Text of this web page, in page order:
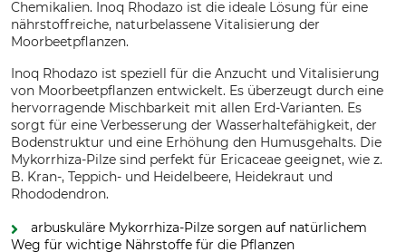
Chemikalien. Inoq Rhodazo ist die ideale Lösung für eine
nährstoffreiche, naturbelassene Vitalisierung der
Moorbeetpflanzen.
Inoq Rhodazo ist speziell für die Anzucht und Vitalisierung
von Moorbeetpflanzen entwickelt. Es überzeugt durch eine
hervorragende Mischbarkeit mit allen Erd-Varianten. Es
sorgt für eine Verbesserung der Wasserhaltefähigkeit, der
Bodenstruktur und eine Erhöhung den Humusgehalts. Die
Mykorrhiza-Pilze sind perfekt für Ericaceae geeignet, wie z.
B. Kran-, Teppich- und Heidelbeere, Heidekraut und
Rhododendron.
arbuskuläre Mykorrhiza-Pilze sorgen auf natürlichem
Weg für wichtige Nährstoffe für die Pflanzen